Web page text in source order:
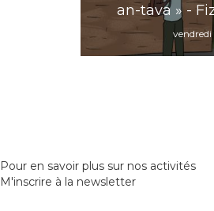
an-tava » -
vendredi
Pour en savoir plus sur nos activités
M'inscrire à la newsletter